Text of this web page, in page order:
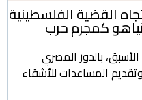
القضية الفلسطينية
كمجرم حرب
بالدور المصري
المساعدات للأشقاء